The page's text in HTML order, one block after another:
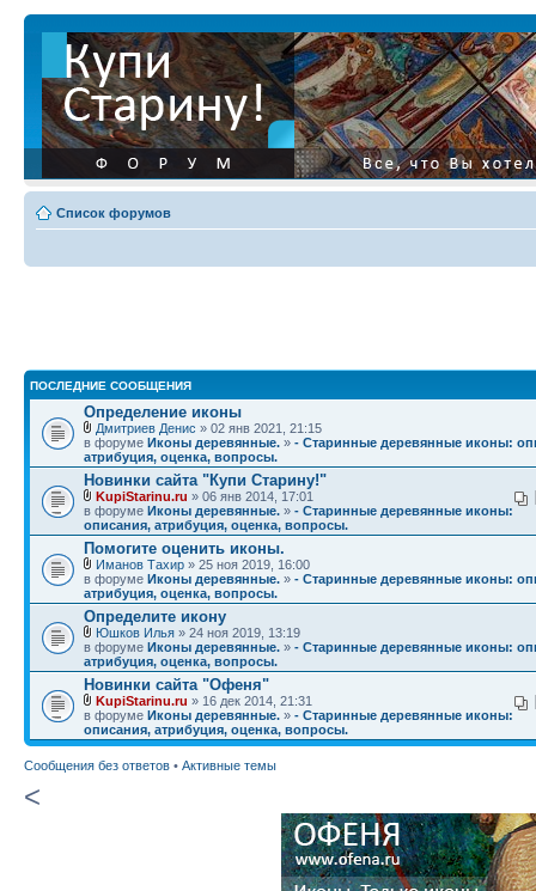
Список форумов
ПОСЛЕДНИЕ СООБЩЕНИЯ
Определение иконы
Дмитриев Денис » 02 янв 2021, 21:15
в форуме Иконы деревянные. » - Старинные деревянные иконы:
атрибуция, оценка, вопросы.
Новинки сайта "Купи Старину!"
KupiStarinu.ru » 06 янв 2014, 17:01
в форуме Иконы деревянные. » - Старинные деревянные иконы:
описания, атрибуция, оценка, вопросы.
Помогите оценить иконы.
Иманов Тахир » 25 ноя 2019, 16:00
в форуме Иконы деревянные. » - Старинные деревянные иконы:
атрибуция, оценка, вопросы.
Определите икону
Юшков Илья » 24 ноя 2019, 13:19
в форуме Иконы деревянные. » - Старинные деревянные иконы:
атрибуция, оценка, вопросы.
Новинки сайта "Офеня"
KupiStarinu.ru » 16 дек 2014, 21:31
в форуме Иконы деревянные. » - Старинные деревянные иконы:
описания, атрибуция, оценка, вопросы.
Сообщения без ответов • Активные темы
<